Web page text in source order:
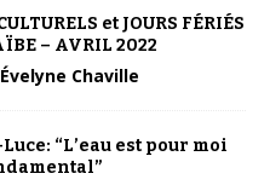
et JOURS FÉRIÉS
– AVRIL 2022
Évelyne Chaville
“L’eau est pour moi